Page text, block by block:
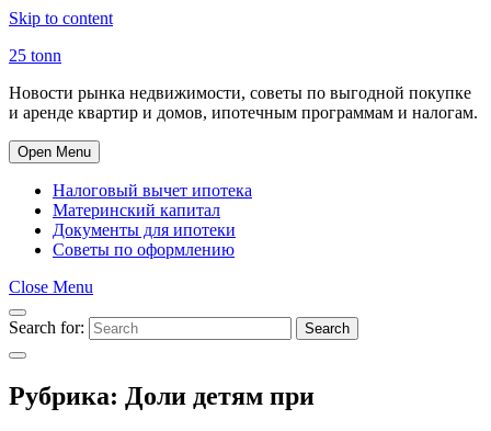
Skip to content
25 tonn
Новости рынка недвижимости, советы по выгодной покупке
и аренде квартир и домов, ипотечным программам и налогам.
Open Menu
Налоговый вычет ипотека
Материнский капитал
Документы для ипотеки
Советы по оформлению
Close Menu
Search for: Search
Рубрика: Доли детям при